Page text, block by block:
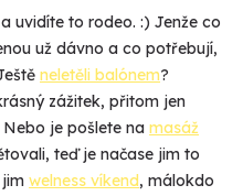
uvidíte to rodeo. :) Jenže co
už dávno a co potřebují,
neletěli balónem?
zážitek, přitom jen
je pošlete na masáž
teď je načase jim to
welness víkend, málokdo